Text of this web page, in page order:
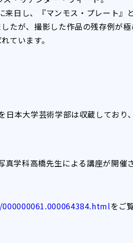
日し、『マンモス・プレート』
たが、撮影した作品の残存例が
ています。
日本大学芸術学部は収蔵しており
学科高橋先生による講座が開催
をご